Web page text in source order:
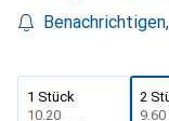
1 Stück
CHF
10.20
2
CHF
9.60